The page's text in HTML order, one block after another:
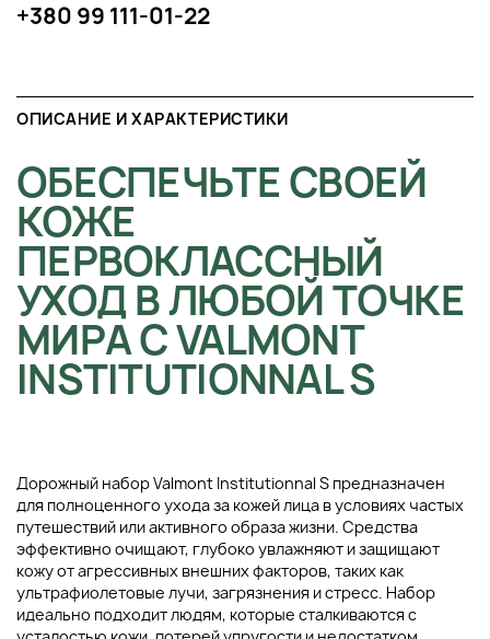
+380 99 111-01-22
ОПИСАНИЕ И ХАРАКТЕРИСТИКИ
ОБЕСПЕЧЬТЕ СВОЕЙ
КОЖЕ
ПЕРВОКЛАССНЫЙ
УХОД В ЛЮБОЙ ТОЧКЕ
МИРА С VALMONT
INSTITUTIONNAL S
Дорожный набор Valmont Institutionnal S предназначен
для полноценного ухода за кожей лица в условиях частых
путешествий или активного образа жизни. Средства
эффективно очищают, глубоко увлажняют и защищают
кожу от агрессивных внешних факторов, таких как
ультрафиолетовые лучи, загрязнения и стресс. Набор
идеально подходит людям, которые сталкиваются с